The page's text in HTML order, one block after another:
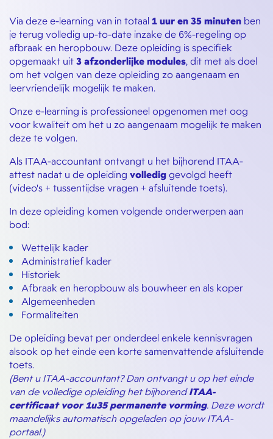
Via deze e-learning van in totaal 1 uur en 35 minuten ben
je terug volledig up-to-date inzake de 6%-regeling op
afbraak en heropbouw. Deze opleiding is specifiek
opgemaakt uit 3 afzonderlijke modules, dit met als doel
om het volgen van deze opleiding zo aangenaam en
leervriendelijk mogelijk te maken.
Onze e-learning is professioneel opgenomen met oog
voor kwaliteit om het u zo aangenaam mogelijk te maken
deze te volgen.
Als ITAA-accountant ontvangt u het bijhorend ITAA-
attest nadat u de opleiding volledig gevolgd heeft
(video's + tussentijdse vragen + afsluitende toets).
In deze opleiding komen volgende onderwerpen aan
bod:
Wettelijk kader
Administratief kader
Historiek
Afbraak en heropbouw als bouwheer en als koper
Algemeenheden
Formaliteiten
De opleiding bevat per onderdeel enkele kennisvragen
alsook op het einde een korte samenvattende afsluitende
toets.
(Bent u ITAA-accountant? Dan ontvangt u op het einde
van de volledige opleiding het bijhorendITAA-
certificaat voor 1u35 permanente vorming. Deze wordt
maandelijks automatisch opgeladen op jouw ITAA-
portaal.)